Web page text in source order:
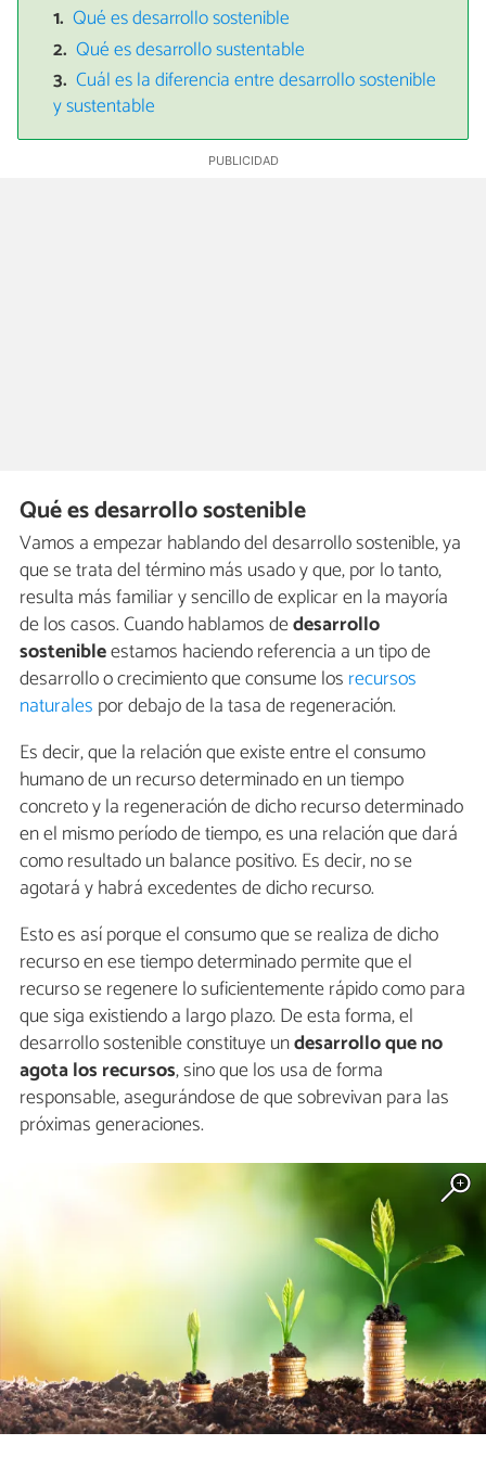
Qué es desarrollo sostenible
Qué es desarrollo sustentable
Cuál es la diferencia entre desarrollo sostenible
y sustentable
Qué es desarrollo sostenible
Vamos a empezar hablando del desarrollo sostenible, ya
que se trata del término más usado y que, por lo tanto,
resulta más familiar y sencillo de explicar en la mayoría
de los casos. Cuando hablamos dedesarrollo
sostenibleestamos haciendo referencia a un tipo de
desarrollo o crecimiento que consume los recursos
naturales por debajo de la tasa de regeneración.
Es decir, que la relación que existe entre el consumo
humano de un recurso determinado en un tiempo
concreto y la regeneración de dicho recurso determinado
en el mismo período de tiempo, es una relación que dará
como resultado un balance positivo. Es decir, no se
agotará y habrá excedentes de dicho recurso.
Esto es así porque el consumo que se realiza de dicho
recurso en ese tiempo determinado permite que el
recurso se regenere lo suficientemente rápido como para
que siga existiendo a largo plazo. De esta forma, el
desarrollo sostenible constituye undesarrollo que no
agota los recursos, sino que los usa de forma
responsable, asegurándose de que sobrevivan para las
próximas generaciones.